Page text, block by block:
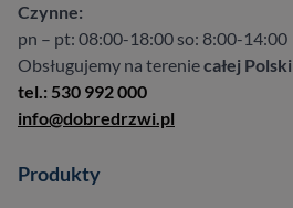
Czynne:
pn – pt: 08:00-18:00 so: 8:00-14:00
Obsługujemy na tereniecałej Polski
tel.: 530 992 000
info@dobredrzwi.pl
Produkty